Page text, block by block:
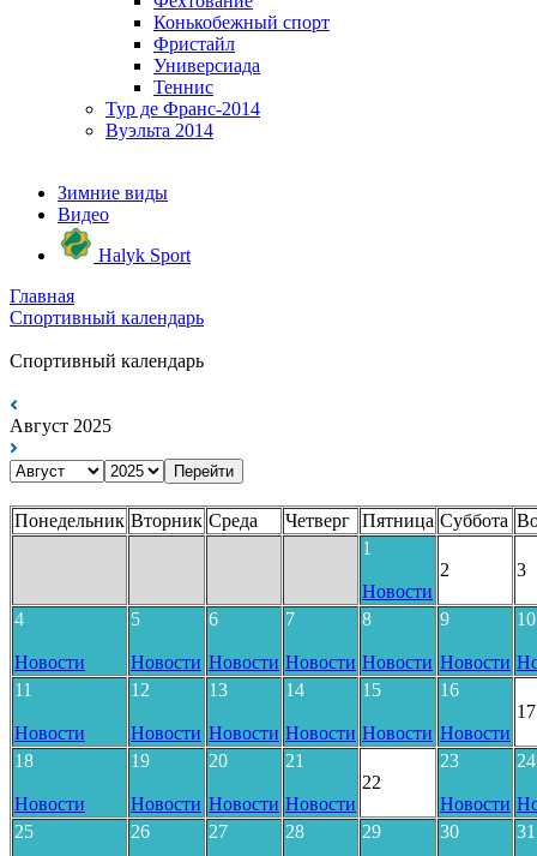
Конькобежный спорт
Фристайл
Универсиада
Теннис
Тур де Франс-2014
Вуэльта 2014
Зимние виды
Видео
Halyk Sport
Главная
Спортивный календарь
Спортивный календарь
Август 2025
Перейти
Понедельник Вторник Среда Четверг Пятница Суббота
1
Новости
2 3
4
Новости
5
Новости
6
Новости
7
Новости
8
Новости
9
Новости
10
11
Новости
12
Новости
13
Новости
14
Новости
15
Новости
16
Новости
17
18
Новости
19
Новости
20
Новости
21
Новости
22
23
Новости
24
25
26 27 28 29 30 31